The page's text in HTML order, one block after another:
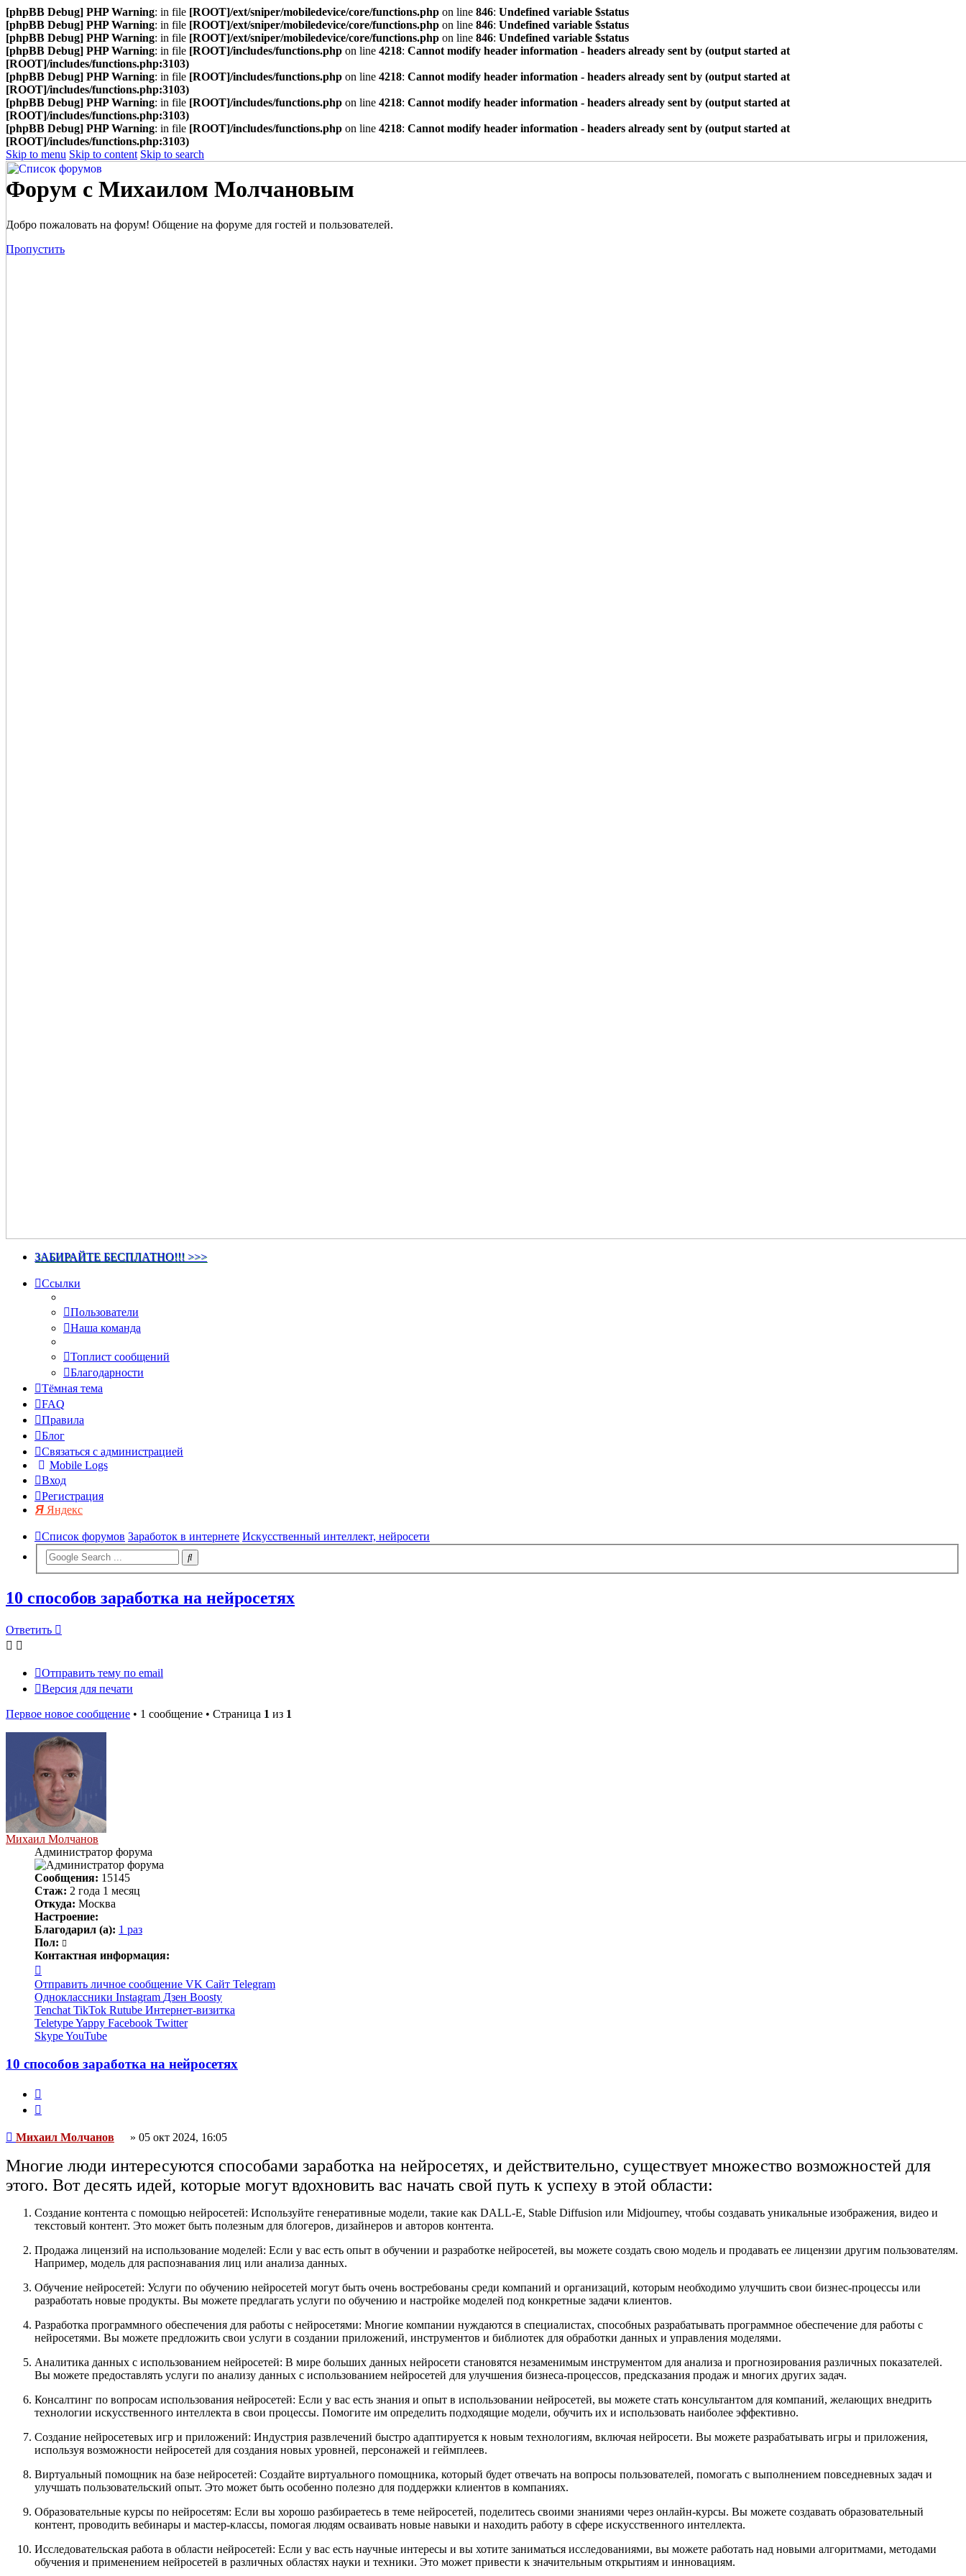
[phpBB Debug] PHP Warning: in file [ROOT]/ext/sniper/mobiledevice/core/functions.php on line 846: Undefined variable $status
[phpBB Debug] PHP Warning: in file [ROOT]/ext/sniper/mobiledevice/core/functions.php on line 846: Undefined variable $status
[phpBB Debug] PHP Warning: in file [ROOT]/ext/sniper/mobiledevice/core/functions.php on line 846: Undefined variable $status
[phpBB Debug] PHP Warning: in file [ROOT]/includes/functions.php on line 4218: Cannot modify header information - headers already sent by (output started at
[ROOT]/includes/functions.php:3103)
[phpBB Debug] PHP Warning: in file [ROOT]/includes/functions.php on line 4218: Cannot modify header information - headers already sent by (output started at
[ROOT]/includes/functions.php:3103)
[phpBB Debug] PHP Warning: in file [ROOT]/includes/functions.php on line 4218: Cannot modify header information - headers already sent by (output started at
[ROOT]/includes/functions.php:3103)
[phpBB Debug] PHP Warning: in file [ROOT]/includes/functions.php on line 4218: Cannot modify header information - headers already sent by (output started at
[ROOT]/includes/functions.php:3103)
Skip to menu Skip to content Skip to search
Форум с Михаилом Молчановым
Добро пожаловать на форум! Общение на форуме для гостей и пользователей.
Пропустить
ЗАБИРАЙТЕ БЕСПЛАТНО!!! >>>
Ссылки
Пользователи
Наша команда
Топлист сообщений
Благодарности
Тёмная тема
FAQ
Правила
Блог
Связаться с администрацией
Mobile Logs
Вход
Регистрация
Яндекс
Список форумов Заработок в интернете Искусственный интеллект, нейросети
10 способов заработка на нейросетях
Ответить
Отправить тему по email
Версия для печати
Первое новое сообщение • 1 сообщение • Страница 1 из 1
Михаил Молчанов
Администратор форума
Сообщения: 15145
Стаж: 2 года 1 месяц
Откуда: Москва
Настроение:
Благодарил (а): 1 раз
Пол:
Контактная информация:
информация
пользователя
Михаил
Молчанов
Отправить личное сообщение VK Сайт Telegram
Одноклассники Instagram Дзен Boosty
Tenchat TikTok Rutube Интернет-визитка
TeletypeYappy Facebook Twitter
SkypeYouTube
10 способов заработка на нейросетях
Непрочитанное
Михаил Молчанов » 05 окт 2024, 16:05
Многие люди интересуются способами заработка на нейросетях, и действительно, существует множество возможностей для
этого. Вот десять идей, которые могут вдохновить вас начать свой путь к успеху в этой области:
Создание контента с помощью нейросетей: Используйте генеративные модели, такие как DALL-E, Stable Diffusion или Midjourney, чтобы создавать уникальные изображения, видео и
текстовый контент. Это может быть полезным для блогеров, дизайнеров и авторов контента.
Продажа лицензий на использование моделей: Если у вас есть опыт в обучении и разработке нейросетей, вы можете создать свою модель и продавать ее лицензии другим пользователям.
Например, модель для распознавания лиц или анализа данных.
Обучение нейросетей: Услуги по обучению нейросетей могут быть очень востребованы среди компаний и организаций, которым необходимо улучшить свои бизнес-процессы или
разработать новые продукты. Вы можете предлагать услуги по обучению и настройке моделей под конкретные задачи клиентов.
Разработка программного обеспечения для работы с нейросетями: Многие компании нуждаются в специалистах, способных разрабатывать программное обеспечение для работы с
нейросетями. Вы можете предложить свои услуги в создании приложений, инструментов и библиотек для обработки данных и управления моделями.
Аналитика данных с использованием нейросетей: В мире больших данных нейросети становятся незаменимым инструментом для анализа и прогнозирования различных показателей.
Вы можете предоставлять услуги по анализу данных с использованием нейросетей для улучшения бизнеса-процессов, предсказания продаж и многих других задач.
Консалтинг по вопросам использования нейросетей: Если у вас есть знания и опыт в использовании нейросетей, вы можете стать консультантом для компаний, желающих внедрить
технологии искусственного интеллекта в свои процессы. Помогите им определить подходящие модели, обучить их и использовать наиболее эффективно.
Создание нейросетевых игр и приложений: Индустрия развлечений быстро адаптируется к новым технологиям, включая нейросети. Вы можете разрабатывать игры и приложения,
используя возможности нейросетей для создания новых уровней, персонажей и геймплеев.
Виртуальный помощник на базе нейросетей: Создайте виртуального помощника, который будет отвечать на вопросы пользователей, помогать с выполнением повседневных задач и
улучшать пользовательский опыт. Это может быть особенно полезно для поддержки клиентов в компаниях.
Образовательные курсы по нейросетям: Если вы хорошо разбираетесь в теме нейросетей, поделитесь своими знаниями через онлайн-курсы. Вы можете создавать образовательный
контент, проводить вебинары и мастер-классы, помогая людям осваивать новые навыки и находить работу в сфере искусственного интеллекта.
Исследовательская работа в области нейросетей: Если у вас есть научные интересы и вы хотите заниматься исследованиями, вы можете работать над новыми алгоритмами, методами
обучения и применением нейросетей в различных областях науки и техники. Это может привести к значительным открытиям и инновациям.